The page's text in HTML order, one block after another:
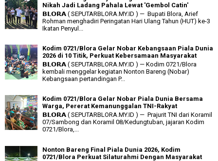
Nikah Jadi Ladang Pahala Lewat 'Gembol Catin'
𝗕𝗟𝗢𝗥𝗔 ( SEPUTARBLORA.MY.ID ) — Bupati Blora, Arief
Rohman menghadiri Peringatan Hari Ulang Tahun (HUT) ke-3
Ikatan Penyul...
Kodim 0721/Blora Gelar Nobar Kebangsaan Piala Dunia
2026 di 10 Titik, Perkuat Kebersamaan Masyarakat
𝗕𝗟𝗢𝗥𝗔 ( SEPUTARBLORA.MY.ID ) — Kodim 0721/Blora
kembali menggelar kegiatan Nonton Bareng (Nobar)
Kebangsaan pertandingan P...
Kodim 0721/Blora Gelar Nobar Piala Dunia Bersama
Warga, Pererat Kemanunggalan TNI-Rakyat
𝗕𝗟𝗢𝗥𝗔 ( SEPUTARBLORA.MY.ID ) — Prajurit TNI dari Koramil
07/Sambong dan Koramil 08/Kedungtuban, jajaran Kodim
0721/Blora,...
Nonton Bareng Final Piala Dunia 2026, Kodim
0721/Blora Perkuat Silaturahmi Dengan Masyarakat